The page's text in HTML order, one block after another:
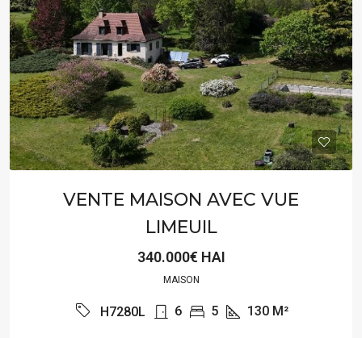
VENTE MAISON AVEC VUE
LIMEUIL
340.000€ HAI
MAISON
H7280L 6 5 130 M²